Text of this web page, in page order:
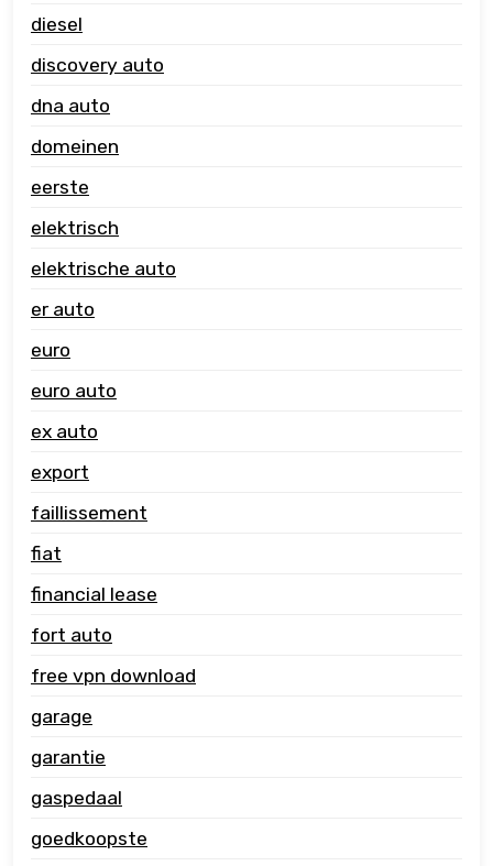
diesel
discovery auto
dna auto
domeinen
eerste
elektrisch
elektrische auto
er auto
euro
euro auto
ex auto
export
faillissement
fiat
financial lease
fort auto
free vpn download
garage
garantie
gaspedaal
goedkoopste